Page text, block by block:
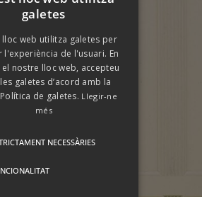
galetes
lloc web utilitza galetes per
l'experiència de l'usuari. En
nostre lloc web, accepteu
galetes d’acord amb la
de galetes. Llegir-ne
més
NECESSÀRIES